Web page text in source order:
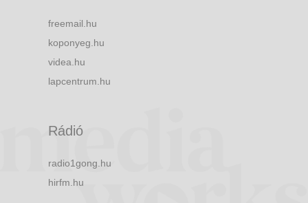
freemail.hu
koponyeg.hu
videa.hu
lapcentrum.hu
Rádió
radio1gong.hu
hirfm.hu